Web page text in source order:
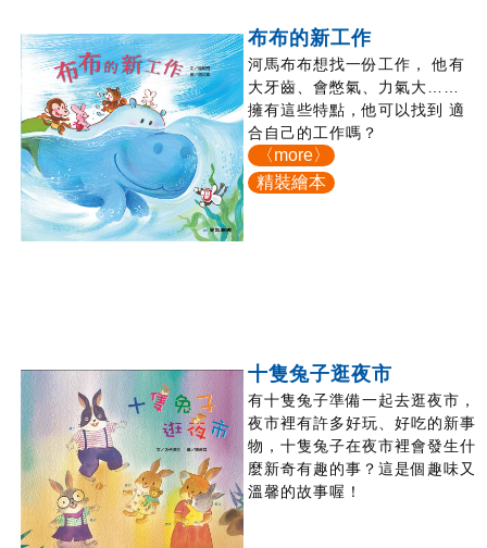
布布的新工作
河馬布布想找一份工作， 他有
大牙齒、會憋氣、力氣大……
擁有這些特點，他可以找到 適
合自己的工作嗎？
〈more〉
精裝繪本
十隻兔子逛夜市
有十隻兔子準備一起去逛夜市，
夜市裡有許多好玩、好吃的新事
物，十隻兔子在夜市裡會發生什
麼新奇有趣的事？這是個趣味又
溫馨的故事喔！